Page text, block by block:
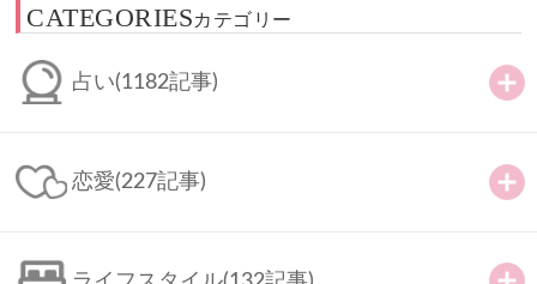
CATEGORIESカテゴリー
占い(1182記事)
恋愛(227記事)